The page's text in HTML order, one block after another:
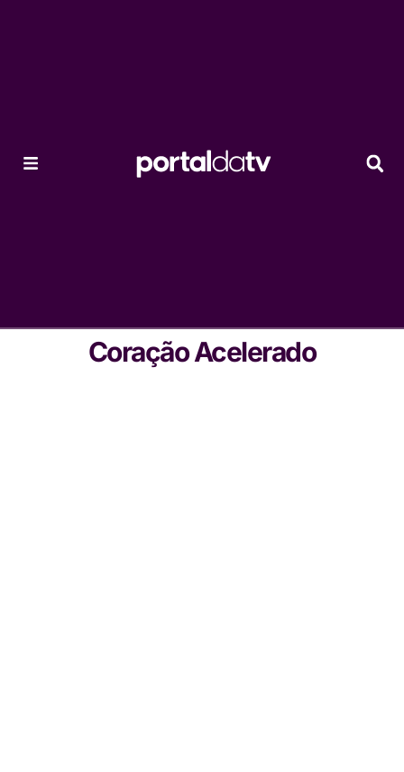
Coração Acelerado